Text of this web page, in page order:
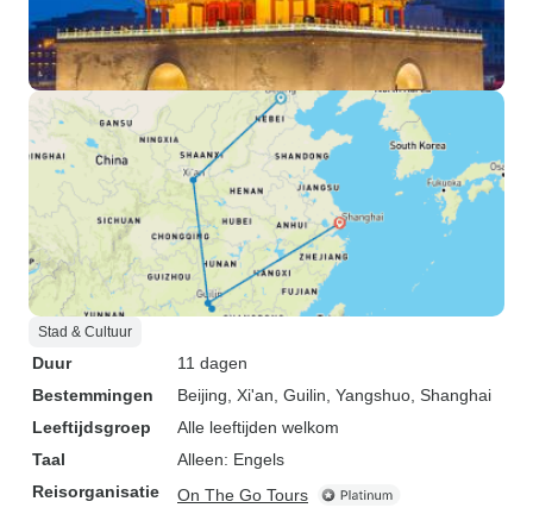
Stad & Cultuur
Duur
11 dagen
Bestemmingen
Beijing , Xi'an , Guilin , Yangshuo , Shanghai
Leeftijdsgroep
Alle leeftijden welkom
Taal
Alleen: Engels
Reisorganisatie
On The Go Tours